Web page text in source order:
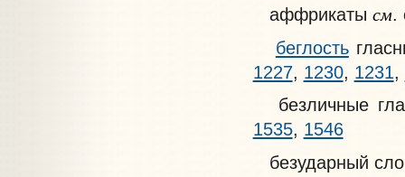
аффрикаты см.
беглость
1227, 1230, 1231,
безличные
1535, 1546
безударный